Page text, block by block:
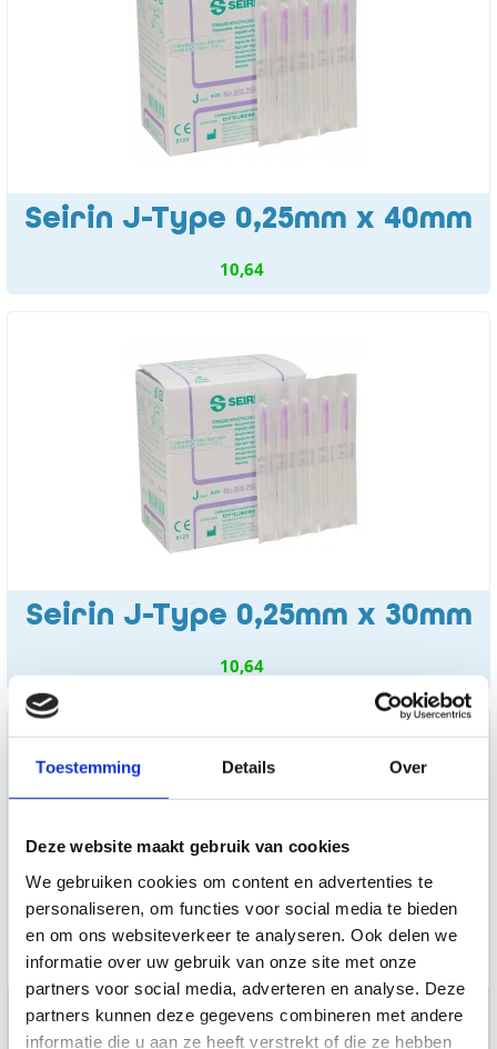
Toestemming Details Over
Deze website maakt gebruik van cookies
We gebruiken cookies om content en advertenties te
personaliseren, om functies voor social media te bieden
en om ons websiteverkeer te analyseren. Ook delen we
informatie over uw gebruik van onze site met onze
partners voor social media, adverteren en analyse. Deze
partners kunnen deze gegevens combineren met andere
informatie die u aan ze heeft verstrekt of die ze hebben
Seirin J-Type 0,25mm x 40mm
10,64
Seirin J-Type 0,25mm x 30mm
10,64
Seirin J-Type 0,25mm x 50mm